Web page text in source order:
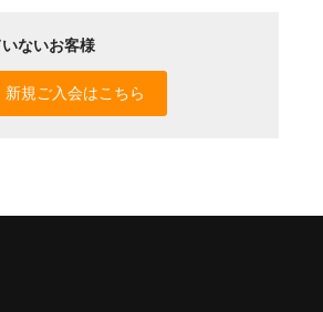
ないお客様
新規ご入会はこちら